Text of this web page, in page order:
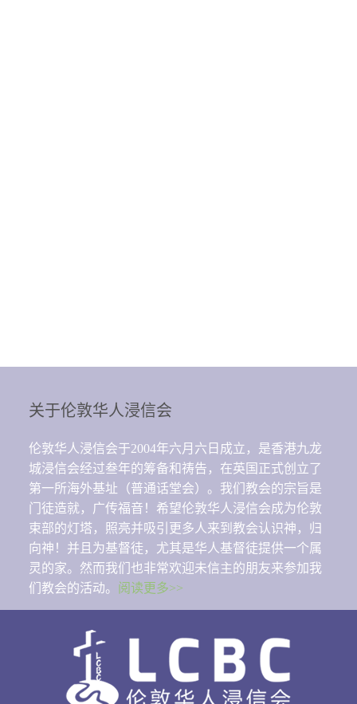
关于伦敦华人浸信会
伦敦华人浸信会于2004年六月六日成立，是香港九龙
城浸信会经过叁年的筹备和祷告，在英国正式创立了
第一所海外基址（普通话堂会）。我们教会的宗旨是
门徒造就，广传福音！希望伦敦华人浸信会成为伦敦
束部的灯塔，照亮并吸引更多人来到教会认识神，归
向神！并且为基督徒，尤其是华人基督徒提供一个属
灵的家。然而我们也非常欢迎未信主的朋友来参加我
们教会的活动。 阅读更多>>